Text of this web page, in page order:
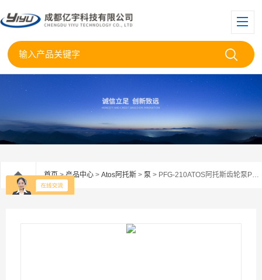
首页>产品中心 > Atos阿托斯 > 泵 > PFG-210ATOS阿托斯齿轮泵PFG210供应